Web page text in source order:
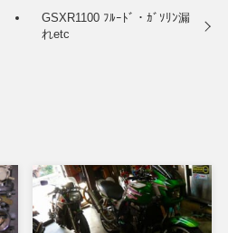
GSXR1100 ﾌﾙｰﾄﾞ・ｶﾞｿﾘﾝ漏
れetc